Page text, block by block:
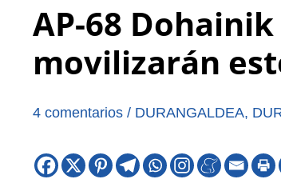
AP-68 Dohainik
movilizarán
4 comentarios / DURANGALDEA,